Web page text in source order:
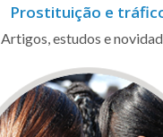
Prostituição e
Artigos, estudos e